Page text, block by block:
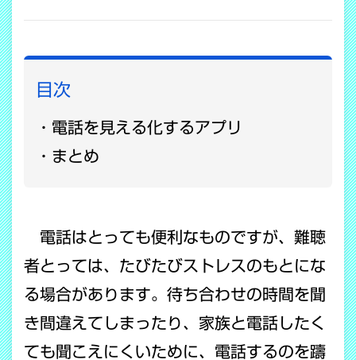
目次
電話を見える化するアプリ
まとめ
電話はとっても便利なものですが、難聴
者とっては、たびたびストレスのもとにな
る場合があります。待ち合わせの時間を聞
き間違えてしまったり、家族と電話したく
ても聞こえにくいために、電話するのを躊